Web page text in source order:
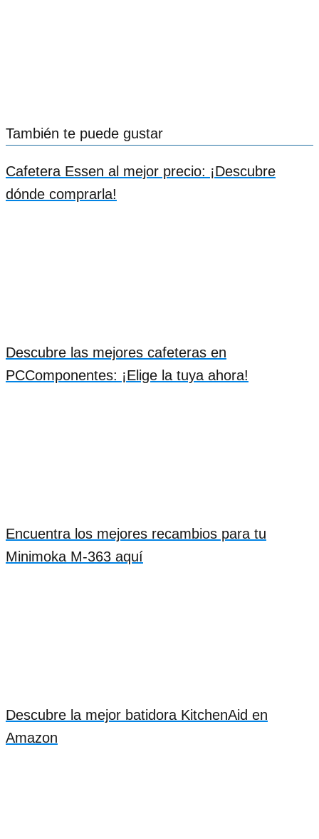
También te puede gustar
Cafetera Essen al mejor precio: ¡Descubre
dónde comprarla!
Descubre las mejores cafeteras en
PCComponentes: ¡Elige la tuya ahora!
Encuentra los mejores recambios para tu
Minimoka M-363 aquí
Descubre la mejor batidora KitchenAid en
Amazon